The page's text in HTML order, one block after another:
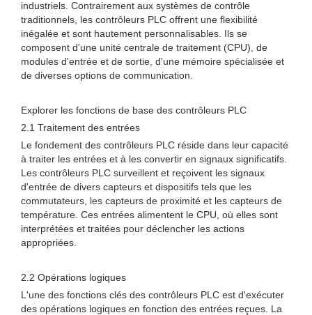
industriels. Contrairement aux systèmes de contrôle
traditionnels, les contrôleurs PLC offrent une flexibilité
inégalée et sont hautement personnalisables. Ils se
composent d'une unité centrale de traitement (CPU), de
modules d'entrée et de sortie, d'une mémoire spécialisée et
de diverses options de communication.
Explorer les fonctions de base des contrôleurs PLC
2.1 Traitement des entrées
Le fondement des contrôleurs PLC réside dans leur capacité
à traiter les entrées et à les convertir en signaux significatifs.
Les contrôleurs PLC surveillent et reçoivent les signaux
d'entrée de divers capteurs et dispositifs tels que les
commutateurs, les capteurs de proximité et les capteurs de
température. Ces entrées alimentent le CPU, où elles sont
interprétées et traitées pour déclencher les actions
appropriées.
2.2 Opérations logiques
L'une des fonctions clés des contrôleurs PLC est d'exécuter
des opérations logiques en fonction des entrées reçues. La